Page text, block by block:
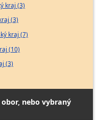
kraj (3)
(3)
kraj (7)
(10)
(3)
nebo vybraný